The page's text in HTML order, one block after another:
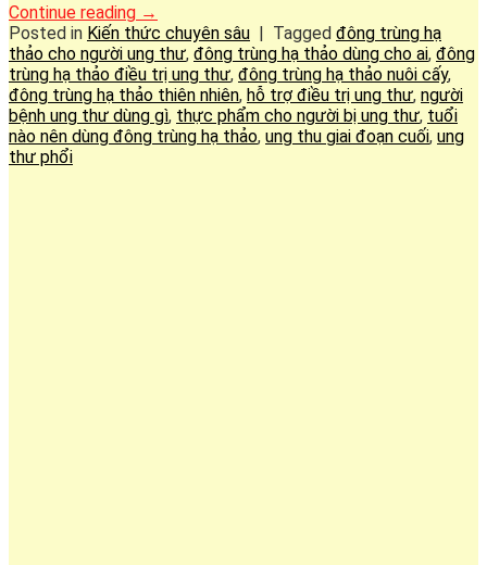
Continue reading →
Posted in Kiến thức chuyên sâu | Tagged đông trùng hạ
thảo cho người ung thư, đông trùng hạ thảo dùng cho ai, đông
trùng hạ thảo điều trị ung thư, đông trùng hạ thảo nuôi cấy,
đông trùng hạ thảo thiên nhiên, hỗ trợ điều trị ung thư, người
bệnh ung thư dùng gì, thực phẩm cho người bị ung thư, tuổi
nào nên dùng đông trùng hạ thảo, ung thu giai đoạn cuối, ung
thư phổi